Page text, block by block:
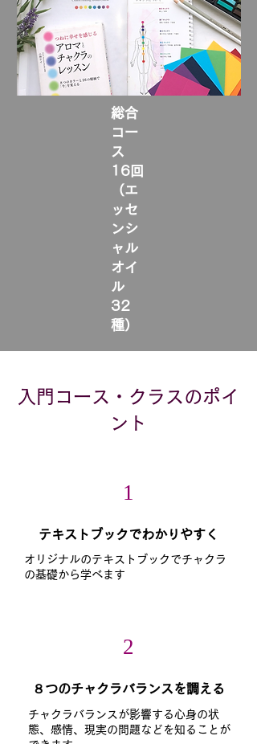
​総合
コー
ス
16回
​（エ
ッセ
ンシ
ャル
オイ
ル
32
種）
入門コース・クラスのポイ
ント
1
テキストブックでわかりやすく
オリジナルのテキストブックでチャクラ
の基礎から学べます
2
​８つのチャクラバランスを調える
チャクラバランスが影響する心身の状
態、感情、現実の問題などを知ることが